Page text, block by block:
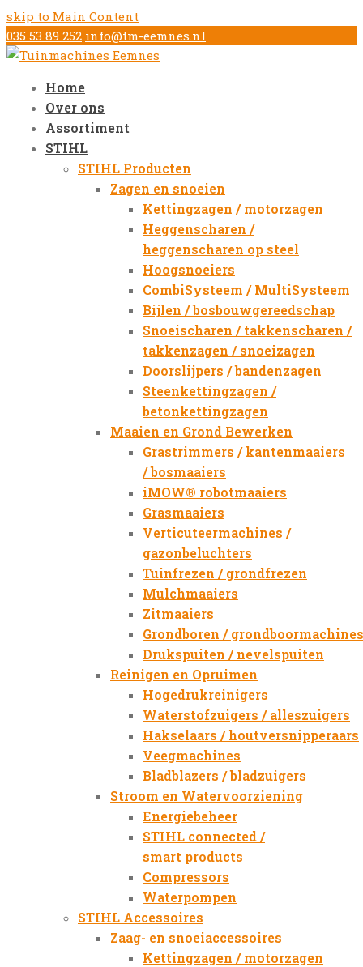
skip to Main Content
035 53 89 252 info@tm-eemnes.nl
Home
Over ons
Assortiment
STIHL
STIHL Producten
Zagen en snoeien
Kettingzagen / motorzagen
Heggenscharen /
heggenscharen op steel
Hoogsnoeiers
CombiSysteem / MultiSysteem
Bijlen / bosbouwgereedschap
Snoeischaren / takkenscharen /
takkenzagen / snoeizagen
Doorslijpers / bandenzagen
Steenkettingzagen /
betonkettingzagen
Maaien en Grond Bewerken
Grastrimmers / kantenmaaiers
/ bosmaaiers
iMOW® robotmaaiers
Grasmaaiers
Verticuteermachines /
gazonbeluchters
Tuinfrezen / grondfrezen
Mulchmaaiers
Zitmaaiers
Grondboren / grondboormachines
Drukspuiten / nevelspuiten
Reinigen en Opruimen
Hogedrukreinigers
Waterstofzuigers / alleszuigers
Hakselaars / houtversnipperaars
Veegmachines
Bladblazers / bladzuigers
Stroom en Watervoorziening
Energiebeheer
STIHL connected /
smart products
Compressors
Waterpompen
STIHL Accessoires
Zaag- en snoeiaccessoires
Kettingzagen / motorzagen